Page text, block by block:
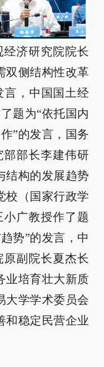
济研究院院长
双侧结构性改革
言，中国国土经
题为“依托国内
”的发言，国务
部部长李建伟研
结构的发展趋势
校（国家行政学
小广教授作了题
势”的发言，中
原副院长夏杰长
业培育壮大新质
大学学术委员会
和稳定民营企业